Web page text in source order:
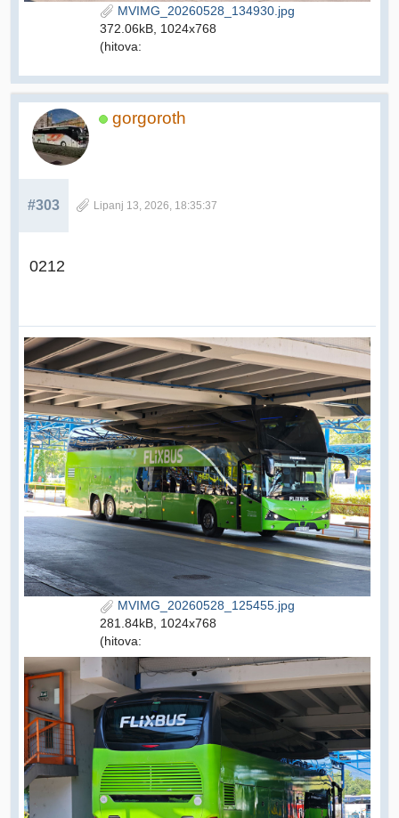
MVIMG_20260528_134930.jpg
372.06kB, 1024x768
(hitova:
gorgoroth
#303 Lipanj 13, 2026, 18:35:37
0212
MVIMG_20260528_125455.jpg
281.84kB, 1024x768
(hitova: